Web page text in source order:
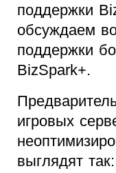
поддержки
обсуждаем
поддержки
BizSpark+.
игровых
выглядят так: